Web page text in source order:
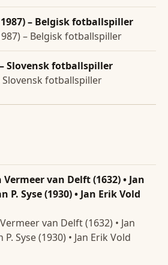
– Belgisk fotballspiller
– Belgisk fotballspiller
Slovensk fotballspiller
Slovensk fotballspiller
Vermeer van Delft (1632) • Jan
P. Syse (1930) • Jan Erik Vold
van Delft (1632) • Jan
P. Syse (1930) • Jan Erik Vold